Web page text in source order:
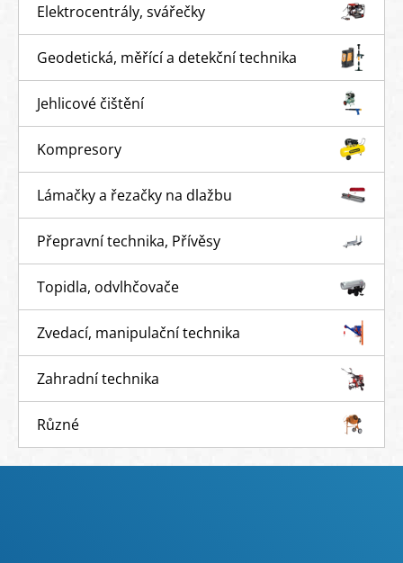
Elektrocentrály, svářečky
Geodetická, měřící a detekční technika
Jehlicové čištění
Kompresory
Lámačky a řezačky na dlažbu
Přepravní technika, Přívěsy
Topidla, odvlhčovače
Zvedací, manipulační technika
Zahradní technika
Různé